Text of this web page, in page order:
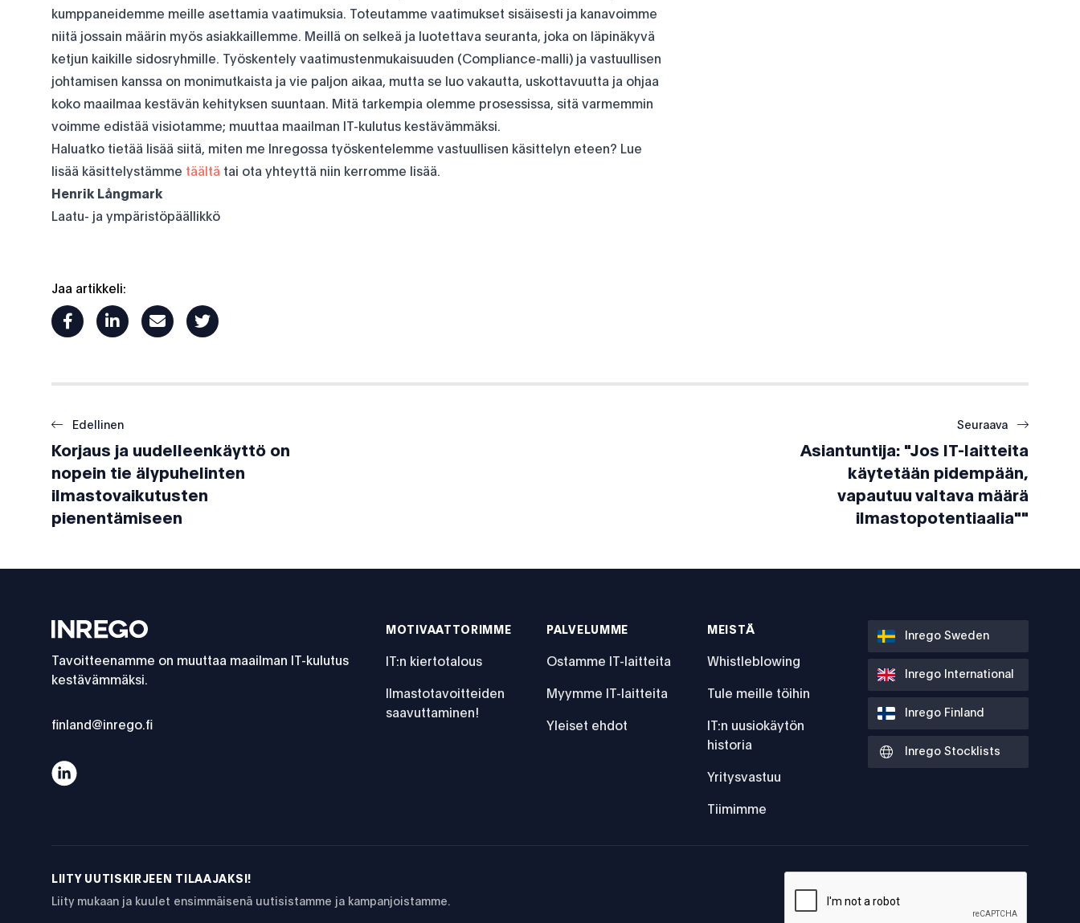
kumppaneidemme meille asettamia vaatimuksia. Toteutamme vaatimukset sisäisesti ja kanavoimme
niitä jossain määrin myös asiakkaillemme. Meillä on selkeä ja luotettava seuranta, joka on läpinäkyvä
ketjun kaikille sidosryhmille. Työskentely vaatimustenmukaisuuden (Compliance-malli) ja vastuullisen
johtamisen kanssa on monimutkaista ja vie paljon aikaa, mutta se luo vakautta, uskottavuutta ja ohjaa
koko maailmaa kestävän kehityksen suuntaan. Mitä tarkempia olemme prosessissa, sitä varmemmin
voimme edistää visiotamme; muuttaa maailman IT-kulutus kestävämmäksi.
Haluatko tietää lisää siitä, miten me Inregossa työskentelemme vastuullisen käsittelyn eteen? Lue
lisää käsittelystämme täältä tai ota yhteyttä niin kerromme lisää.
Henrik Långmark
Laatu- ja ympäristöpäällikkö
Jaa artikkeli:
facebooklinkedinmail twitter
Edellinen
Korjaus ja uudelleenkäyttö on
nopein tie älypuhelinten
ilmastovaikutusten
pienentämiseen
Seuraava
Asiantuntija: "Jos IT-laitteita
käytetään pidempään,
vapautuu valtava määrä
ilmastopotentiaalia""
Inrego
Tavoitteenamme on muuttaa maailman IT-kulutus
kestävämmäksi.
finland@inrego.fi
Vastuullisuus ja läpinäkyvyys ovat avainasiat käytettyjen IT-laitteiden myynnissä
MOTIVAATTORIMME
IT:n kiertotalous
Ilmastotavoitteiden
saavuttaminen!
PALVELUMME
Ostamme IT-laitteita
Myymme IT-laitteita
Yleiset ehdot
MEISTÄ
Whistleblowing
Tule meille töihin
IT:n uusiokäytön
historia
Yritysvastuu
Tiimimme
Inrego Sweden
Inrego International
Inrego Finland
Inrego Stocklists
LIITY UUTISKIRJEEN TILAAJAKSI!
Liity mukaan ja kuulet ensimmäisenä uutisistamme ja kampanjoistamme.